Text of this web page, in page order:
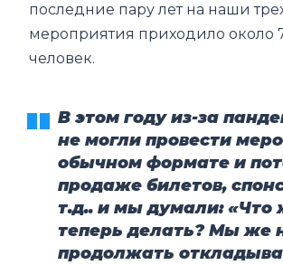
последние пару лет на наши
мероприятия приходило около
человек.
В этом году из-за
не могли провести
обычном формате и
продаже билетов,
т.д.. и мы думали: «Что
теперь делать? Мы же
продолжать